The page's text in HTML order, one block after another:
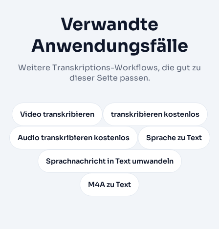
Verwandte
Anwendungsfälle
Weitere Transkriptions-Workflows, die gut zu
dieser Seite passen.
Video transkribieren transkribieren kostenlos
Audio transkribieren kostenlos Sprache zu Text
Sprachnachricht in Text umwandeln
M4A zu Text